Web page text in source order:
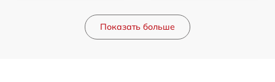
Показать больше